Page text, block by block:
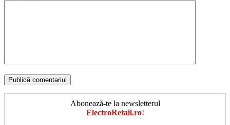
Abonează-te la newsletterul
ElectroRetail.ro!